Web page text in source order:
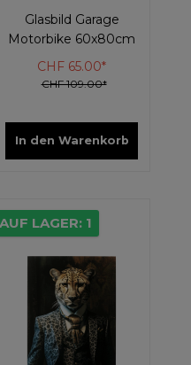
Glasbild Garage
Motorbike 60x80cm
CHF 65.00*
CHF 109.00*
In den Warenkorb
AUF LAGER: 1